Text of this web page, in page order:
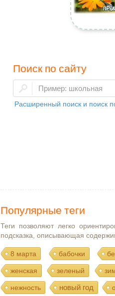
Поиск по сайту
Расширенный поиск и поиск
Популярные теги
Теги позволяют легко
подсказка, описывающая
8 марта бабочки
женская зеленый
нежность новый год